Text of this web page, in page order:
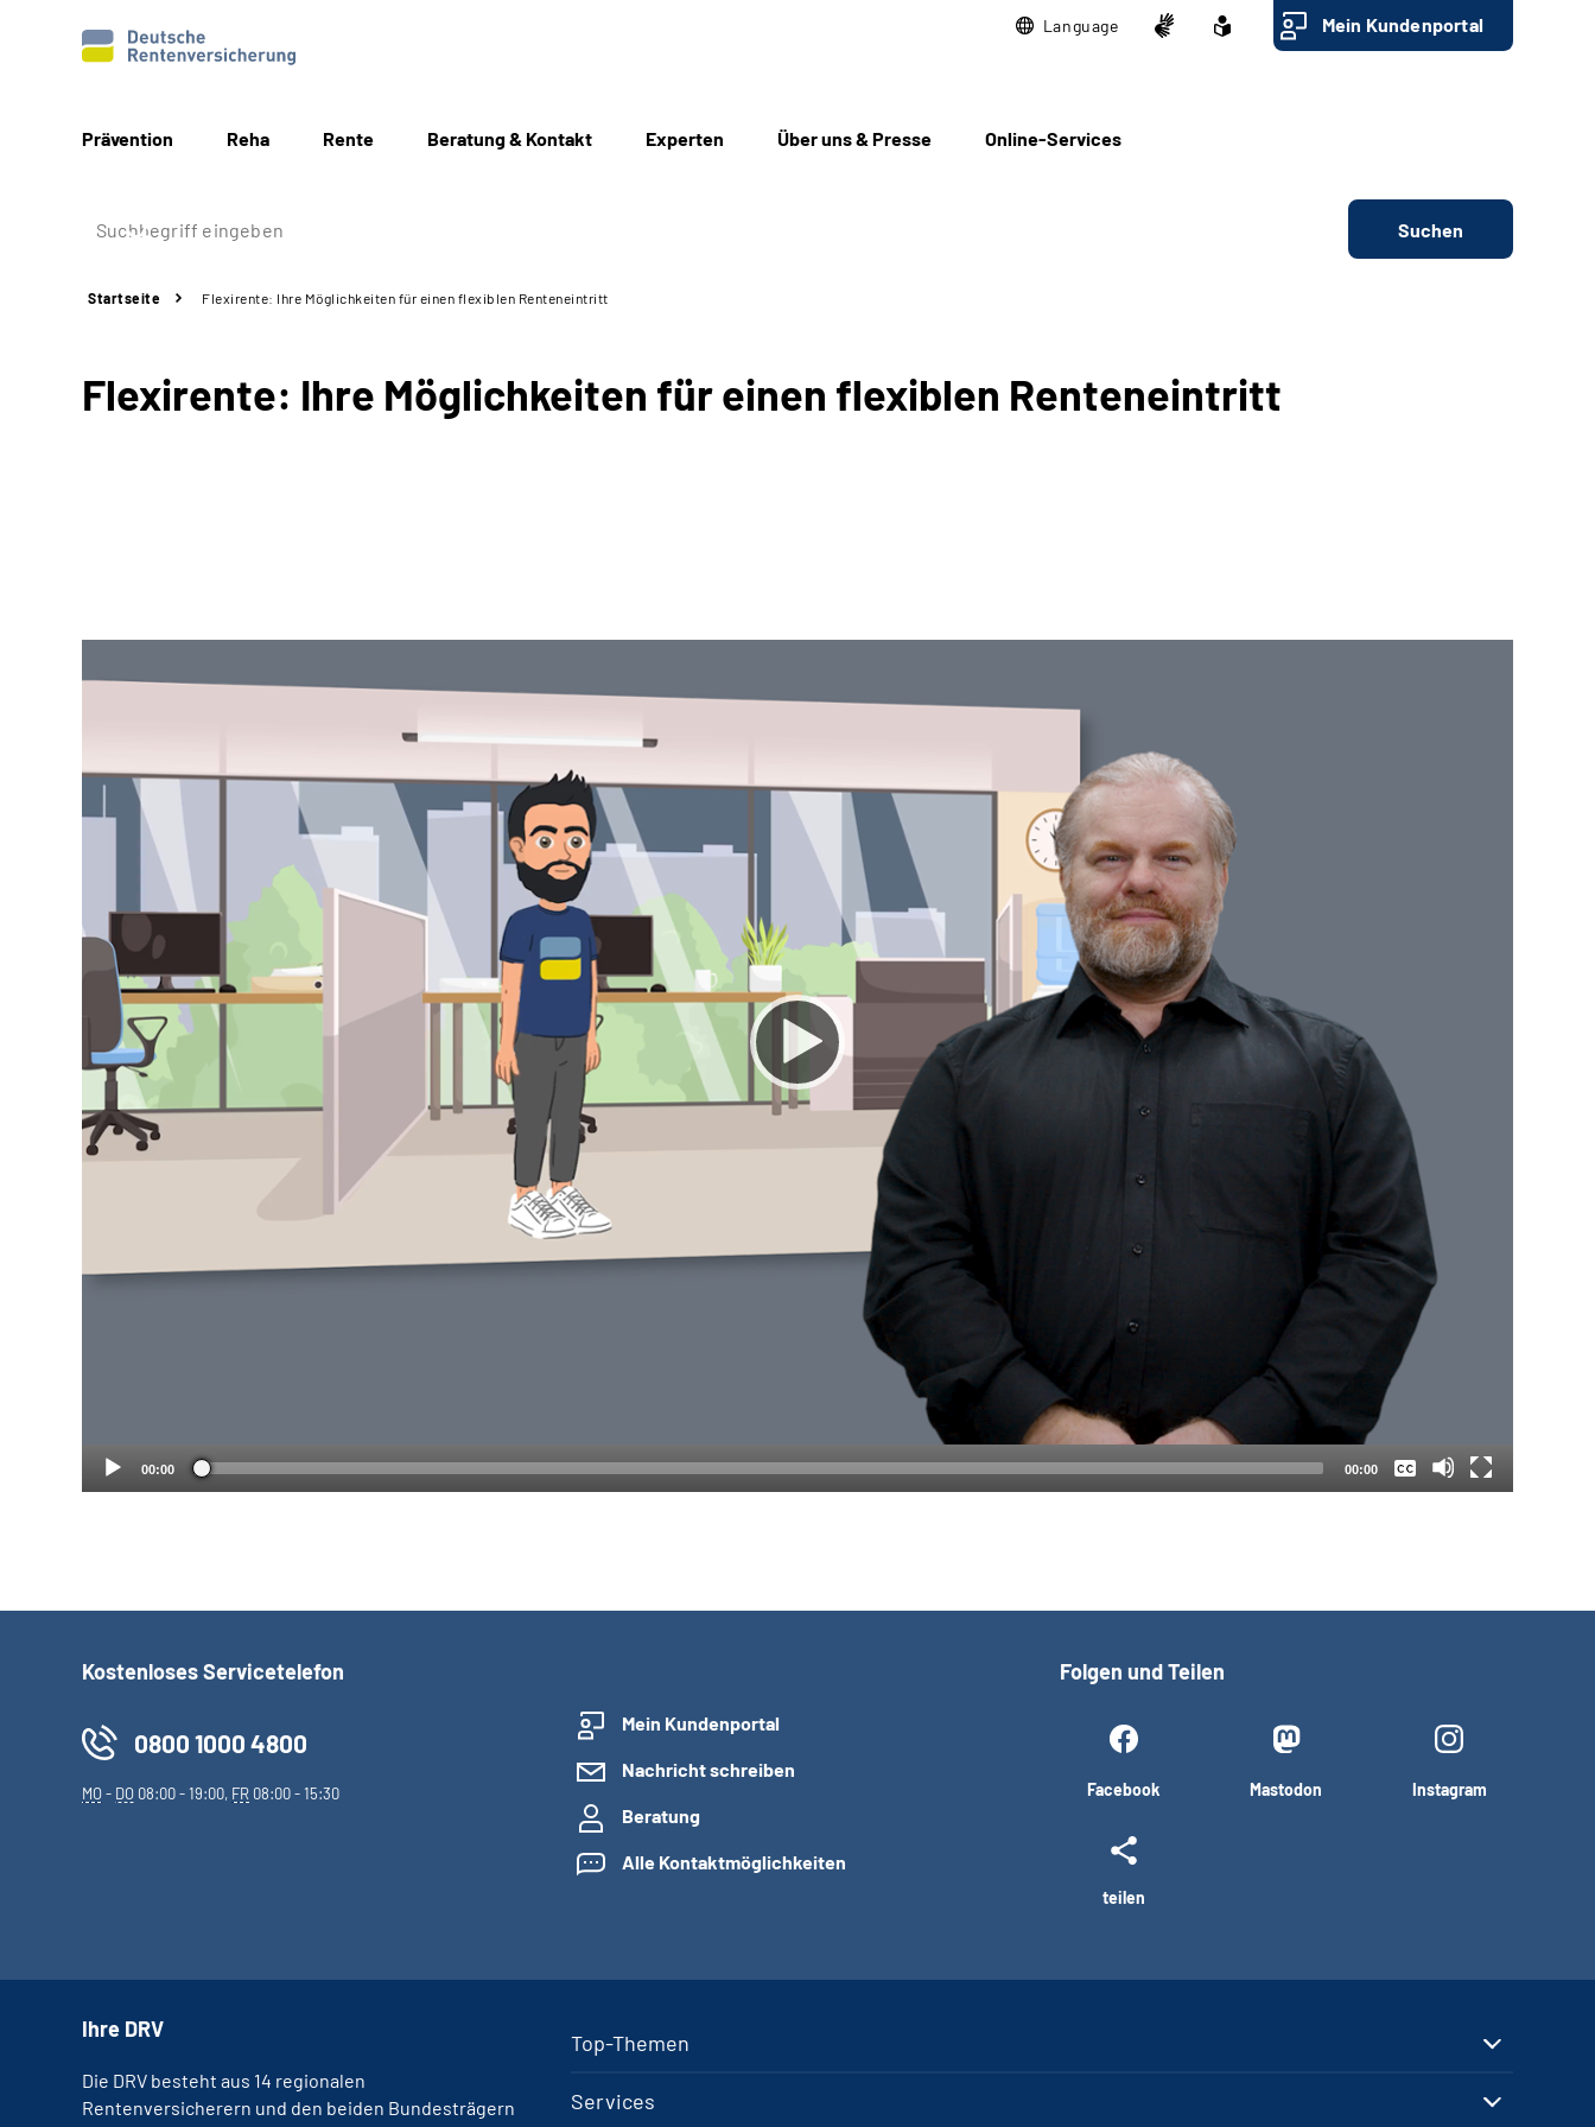
Language Mein Kundenportal
Prävention Reha Rente Beratung & Kontakt Experten Über uns & Presse Online-Services
Suchen
Startseite Flexirente: Ihre Möglichkeiten für einen flexiblen Renteneintritt
Flexirente: Ihre Möglichkeiten für einen flexiblen Renteneintritt
00:00 00:00
Kostenloses Servicetelefon
0800 1000 4800
MO- DO 08:00 - 19:00, FR 08:00 - 15:30
Mein Kundenportal
Nachricht schreiben
Beratung
Alle Kontaktmöglichkeiten
Folgen und Teilen
Facebook Mastodon Instagram
teilen
Top-Themen
Services
Ihre DRV
Die DRV besteht aus 14 regionalen
Rentenversicherern und den beiden Bundesträgern